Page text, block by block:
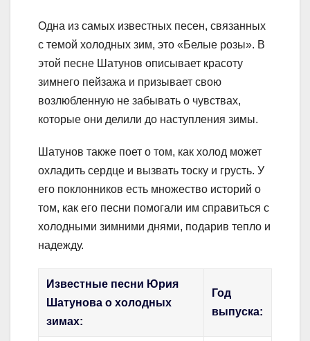
Одна из самых известных песен, связанных
с темой холодных зим, это «Белые розы». В
этой песне Шатунов описывает красоту
зимнего пейзажа и призывает свою
возлюбленную не забывать о чувствах,
которые они делили до наступления зимы.
Шатунов также поет о том, как холод может
охладить сердце и вызвать тоску и грусть. У
его поклонников есть множество историй о
том, как его песни помогали им справиться с
холодными зимними днями, подарив тепло и
надежду.
Известные песни Юрия
Шатунова о холодных
зимах:
Год
выпуска: